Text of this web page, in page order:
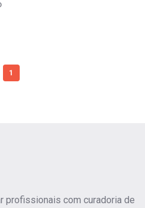
1
profissionais com curadoria de